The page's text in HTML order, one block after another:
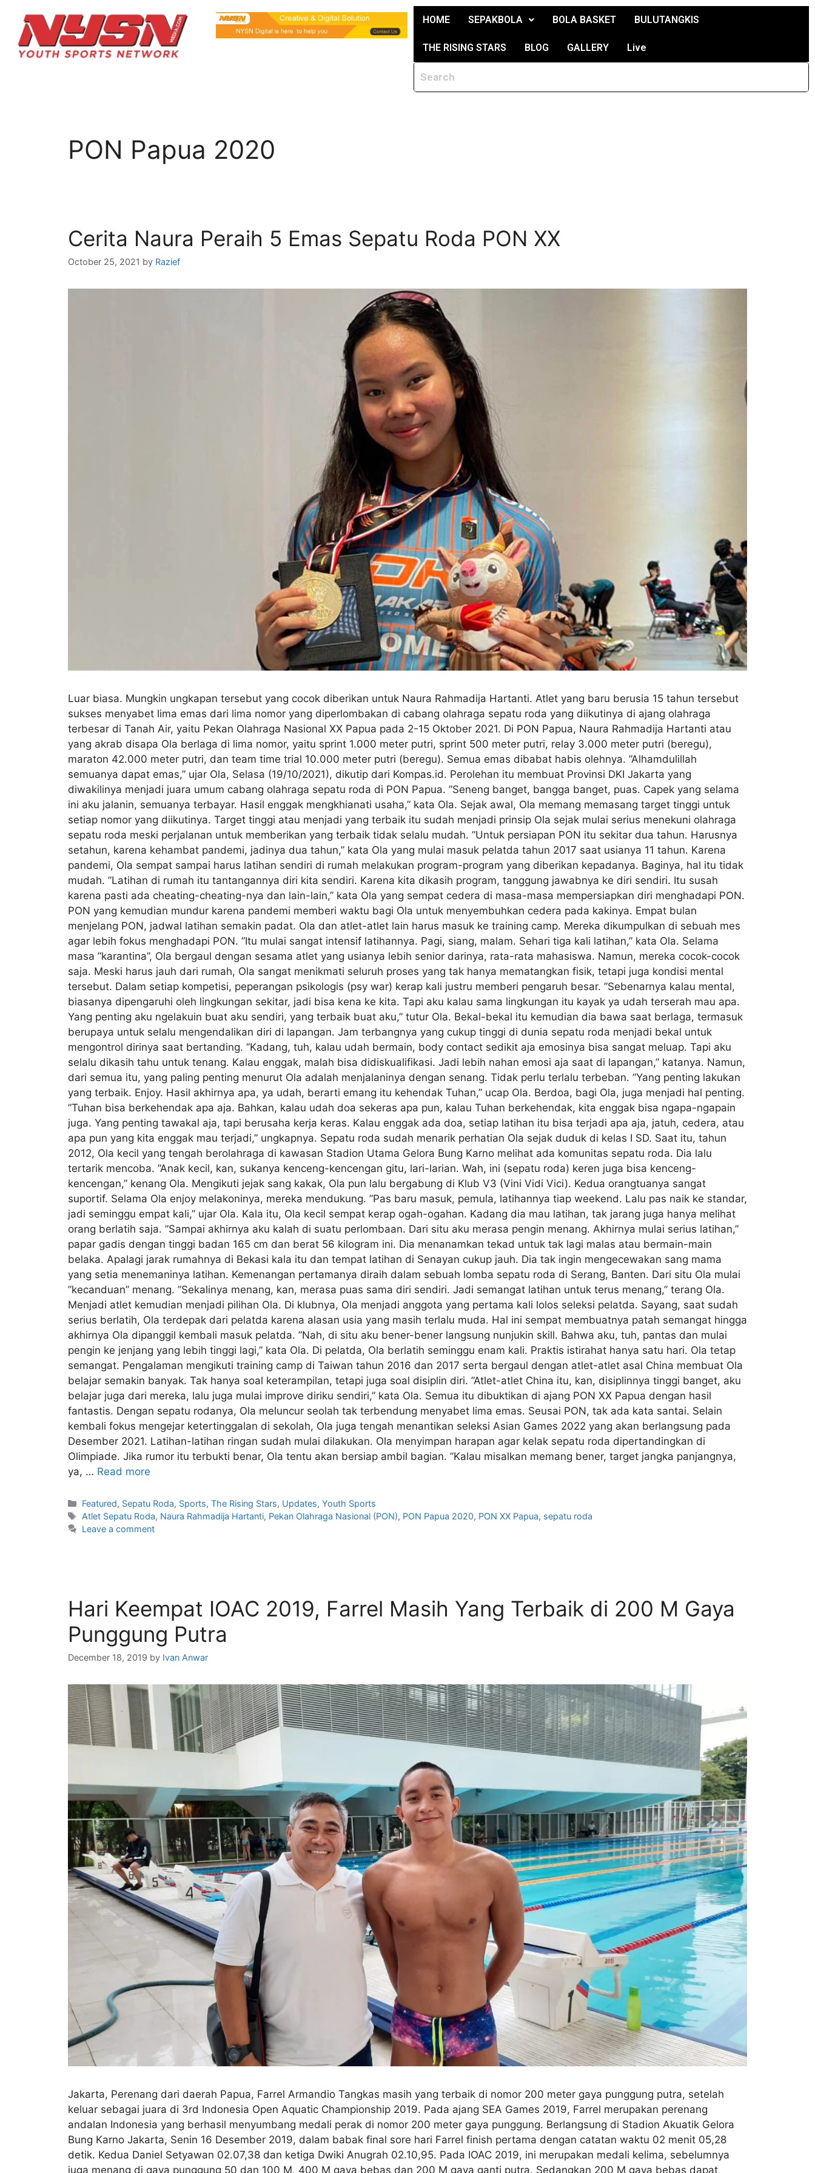
HOME SEPAKBOLA BOLA BASKET BULUTANGKIS
THE RISING STARS BLOG GALLERY Live
PON Papua 2020
Cerita Naura Peraih 5 Emas Sepatu Roda PON XX
October 25, 2021 by Razief
Luar biasa. Mungkin ungkapan tersebut yang cocok diberikan untuk Naura Rahmadija Hartanti. Atlet yang baru berusia 15 tahun tersebut
sukses menyabet lima emas dari lima nomor yang diperlombakan di cabang olahraga sepatu roda yang diikutinya di ajang olahraga
terbesar di Tanah Air, yaitu Pekan Olahraga Nasional XX Papua pada 2-15 Oktober 2021. Di PON Papua, Naura Rahmadija Hartanti atau
yang akrab disapa Ola berlaga di lima nomor, yaitu sprint 1.000 meter putri, sprint 500 meter putri, relay 3.000 meter putri (beregu),
maraton 42.000 meter putri, dan team time trial 10.000 meter putri (beregu). Semua emas dibabat habis olehnya. ”Alhamdulillah
semuanya dapat emas,” ujar Ola, Selasa (19/10/2021), dikutip dari Kompas.id. Perolehan itu membuat Provinsi DKI Jakarta yang
diwakilinya menjadi juara umum cabang olahraga sepatu roda di PON Papua. ”Seneng banget, bangga banget, puas. Capek yang selama
ini aku jalanin, semuanya terbayar. Hasil enggak mengkhianati usaha,” kata Ola. Sejak awal, Ola memang memasang target tinggi untuk
setiap nomor yang diikutinya. Target tinggi atau menjadi yang terbaik itu sudah menjadi prinsip Ola sejak mulai serius menekuni olahraga
sepatu roda meski perjalanan untuk memberikan yang terbaik tidak selalu mudah. ”Untuk persiapan PON itu sekitar dua tahun. Harusnya
setahun, karena kehambat pandemi, jadinya dua tahun,” kata Ola yang mulai masuk pelatda tahun 2017 saat usianya 11 tahun. Karena
pandemi, Ola sempat sampai harus latihan sendiri di rumah melakukan program-program yang diberikan kepadanya. Baginya, hal itu tidak
mudah. ”Latihan di rumah itu tantangannya diri kita sendiri. Karena kita dikasih program, tanggung jawabnya ke diri sendiri. Itu susah
karena pasti ada cheating-cheating-nya dan lain-lain,” kata Ola yang sempat cedera di masa-masa mempersiapkan diri menghadapi PON.
PON yang kemudian mundur karena pandemi memberi waktu bagi Ola untuk menyembuhkan cedera pada kakinya. Empat bulan
menjelang PON, jadwal latihan semakin padat. Ola dan atlet-atlet lain harus masuk ke training camp. Mereka dikumpulkan di sebuah mes
agar lebih fokus menghadapi PON. ”Itu mulai sangat intensif latihannya. Pagi, siang, malam. Sehari tiga kali latihan,” kata Ola. Selama
masa ”karantina”, Ola bergaul dengan sesama atlet yang usianya lebih senior darinya, rata-rata mahasiswa. Namun, mereka cocok-cocok
saja. Meski harus jauh dari rumah, Ola sangat menikmati seluruh proses yang tak hanya mematangkan fisik, tetapi juga kondisi mental
tersebut. Dalam setiap kompetisi, peperangan psikologis (psy war) kerap kali justru memberi pengaruh besar. ”Sebenarnya kalau mental,
biasanya dipengaruhi oleh lingkungan sekitar, jadi bisa kena ke kita. Tapi aku kalau sama lingkungan itu kayak ya udah terserah mau apa.
Yang penting aku ngelakuin buat aku sendiri, yang terbaik buat aku,” tutur Ola. Bekal-bekal itu kemudian dia bawa saat berlaga, termasuk
berupaya untuk selalu mengendalikan diri di lapangan. Jam terbangnya yang cukup tinggi di dunia sepatu roda menjadi bekal untuk
mengontrol dirinya saat bertanding. ”Kadang, tuh, kalau udah bermain, body contact sedikit aja emosinya bisa sangat meluap. Tapi aku
selalu dikasih tahu untuk tenang. Kalau enggak, malah bisa didiskualifikasi. Jadi lebih nahan emosi aja saat di lapangan,” katanya. Namun,
dari semua itu, yang paling penting menurut Ola adalah menjalaninya dengan senang. Tidak perlu terlalu terbeban. ”Yang penting lakukan
yang terbaik. Enjoy. Hasil akhirnya apa, ya udah, berarti emang itu kehendak Tuhan,” ucap Ola. Berdoa, bagi Ola, juga menjadi hal penting.
”Tuhan bisa berkehendak apa aja. Bahkan, kalau udah doa sekeras apa pun, kalau Tuhan berkehendak, kita enggak bisa ngapa-ngapain
juga. Yang penting tawakal aja, tapi berusaha kerja keras. Kalau enggak ada doa, setiap latihan itu bisa terjadi apa aja, jatuh, cedera, atau
apa pun yang kita enggak mau terjadi,” ungkapnya. Sepatu roda sudah menarik perhatian Ola sejak duduk di kelas I SD. Saat itu, tahun
2012, Ola kecil yang tengah berolahraga di kawasan Stadion Utama Gelora Bung Karno melihat ada komunitas sepatu roda. Dia lalu
tertarik mencoba. ”Anak kecil, kan, sukanya kenceng-kencengan gitu, lari-larian. Wah, ini (sepatu roda) keren juga bisa kenceng-
kencengan,” kenang Ola. Mengikuti jejak sang kakak, Ola pun lalu bergabung di Klub V3 (Vini Vidi Vici). Kedua orangtuanya sangat
suportif. Selama Ola enjoy melakoninya, mereka mendukung. ”Pas baru masuk, pemula, latihannya tiap weekend. Lalu pas naik ke standar,
jadi seminggu empat kali,” ujar Ola. Kala itu, Ola kecil sempat kerap ogah-ogahan. Kadang dia mau latihan, tak jarang juga hanya melihat
orang berlatih saja. ”Sampai akhirnya aku kalah di suatu perlombaan. Dari situ aku merasa pengin menang. Akhirnya mulai serius latihan,”
papar gadis dengan tinggi badan 165 cm dan berat 56 kilogram ini. Dia menanamkan tekad untuk tak lagi malas atau bermain-main
belaka. Apalagi jarak rumahnya di Bekasi kala itu dan tempat latihan di Senayan cukup jauh. Dia tak ingin mengecewakan sang mama
yang setia menemaninya latihan. Kemenangan pertamanya diraih dalam sebuah lomba sepatu roda di Serang, Banten. Dari situ Ola mulai
”kecanduan” menang. ”Sekalinya menang, kan, merasa puas sama diri sendiri. Jadi semangat latihan untuk terus menang,” terang Ola.
Menjadi atlet kemudian menjadi pilihan Ola. Di klubnya, Ola menjadi anggota yang pertama kali lolos seleksi pelatda. Sayang, saat sudah
serius berlatih, Ola terdepak dari pelatda karena alasan usia yang masih terlalu muda. Hal ini sempat membuatnya patah semangat hingga
akhirnya Ola dipanggil kembali masuk pelatda. ”Nah, di situ aku bener-bener langsung nunjukin skill. Bahwa aku, tuh, pantas dan mulai
pengin ke jenjang yang lebih tinggi lagi,” kata Ola. Di pelatda, Ola berlatih seminggu enam kali. Praktis istirahat hanya satu hari. Ola tetap
semangat. Pengalaman mengikuti training camp di Taiwan tahun 2016 dan 2017 serta bergaul dengan atlet-atlet asal China membuat Ola
belajar semakin banyak. Tak hanya soal keterampilan, tetapi juga soal disiplin diri. ”Atlet-atlet China itu, kan, disiplinnya tinggi banget, aku
belajar juga dari mereka, lalu juga mulai improve diriku sendiri,” kata Ola. Semua itu dibuktikan di ajang PON XX Papua dengan hasil
fantastis. Dengan sepatu rodanya, Ola meluncur seolah tak terbendung menyabet lima emas. Seusai PON, tak ada kata santai. Selain
kembali fokus mengejar ketertinggalan di sekolah, Ola juga tengah menantikan seleksi Asian Games 2022 yang akan berlangsung pada
Desember 2021. Latihan-latihan ringan sudah mulai dilakukan. Ola menyimpan harapan agar kelak sepatu roda dipertandingkan di
Olimpiade. Jika rumor itu terbukti benar, Ola tentu akan bersiap ambil bagian. ”Kalau misalkan memang bener, target jangka panjangnya,
ya, … Read more
Featured, Sepatu Roda, Sports,The Rising Stars, Updates,Youth Sports
Atlet Sepatu Roda, Naura Rahmadija Hartanti, Pekan Olahraga Nasional (PON), PON Papua 2020, PON XX Papua, sepatu roda
Leave a comment
Hari Keempat IOAC 2019, Farrel Masih Yang Terbaik di 200 M Gaya
Punggung Putra
December 18, 2019 by Ivan Anwar
Jakarta, Perenang dari daerah Papua, Farrel Armandio Tangkas masih yang terbaik di nomor 200 meter gaya punggung putra, setelah
keluar sebagai juara di 3rd Indonesia Open Aquatic Championship 2019. Pada ajang SEA Games 2019, Farrel merupakan perenang
andalan Indonesia yang berhasil menyumbang medali perak di nomor 200 meter gaya punggung. Berlangsung di Stadion Akuatik Gelora
Bung Karno Jakarta, Senin 16 Desember 2019, dalam babak final sore hari Farrel finish pertama dengan catatan waktu 02 menit 05,28
detik. Kedua Daniel Setyawan 02.07,38 dan ketiga Dwiki Anugrah 02.10,95. Pada IOAC 2019, ini merupakan medali kelima, sebelumnya
juga menang di gaya punggung 50 dan 100 M, 400 M gaya bebas dan 200 M gaya ganti putra. Sedangkan 200 M gaya bebas dapat